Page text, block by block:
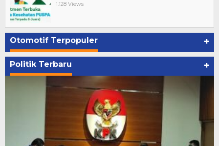
1.128 Views
Otomotif Terpopuler +
Politik Terbaru +